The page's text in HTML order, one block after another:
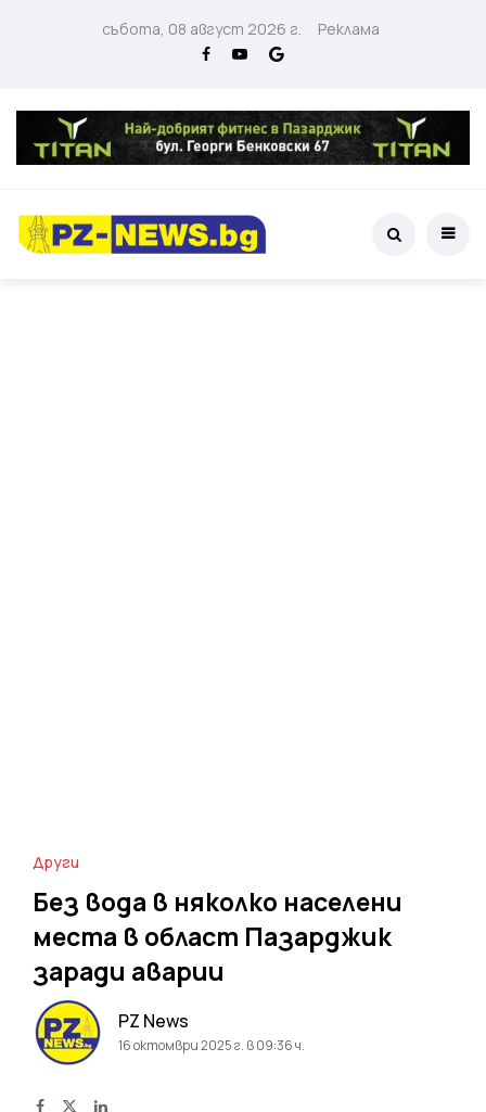
събота, 08 август 2026 г. Реклама
Други
Без вода в няколко населени
места в област Пазарджик
заради аварии
PZ News
16 октомври 2025 г. в 09:36 ч.